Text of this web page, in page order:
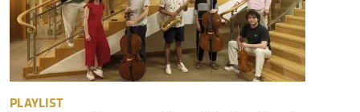
PLAYLIST